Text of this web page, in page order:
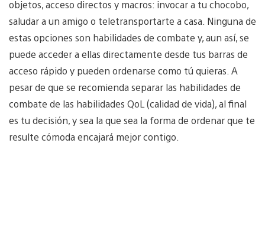
objetos, acceso directos y macros: invocar a tu chocobo,
saludar a un amigo o teletransportarte a casa. Ninguna de
estas opciones son habilidades de combate y, aun así, se
puede acceder a ellas directamente desde tus barras de
acceso rápido y pueden ordenarse como tú quieras. A
pesar de que se recomienda separar las habilidades de
combate de las habilidades QoL (calidad de vida), al final
es tu decisión, y sea la que sea la forma de ordenar que te
resulte cómoda encajará mejor contigo.